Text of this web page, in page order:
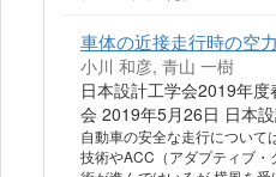
車体の近接走行時の空
小川 和彦, 青山 一樹
日本設計工学会2019年
会 2019年5月26日 日本
自動車の安全な走行について
技術やACC（アダプティブ